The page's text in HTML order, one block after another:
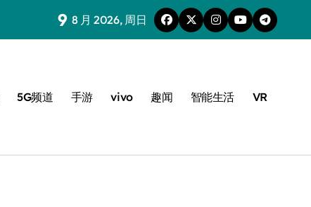
9 8 月 2026, 周日
5G频道 手游 vivo 趣闻 智能生活 VR